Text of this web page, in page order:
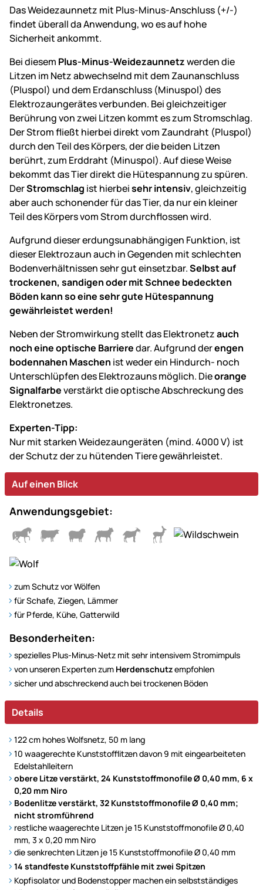
Das Weidezaunnetz mit Plus-Minus-Anschluss (+/-)
findet überall da Anwendung, wo es auf hohe
Sicherheit ankommt.
Bei diesem Plus-Minus-Weidezaunnetzwerden die
Litzen im Netz abwechselnd mit dem Zaunanschluss
(Pluspol) und dem Erdanschluss (Minuspol) des
Elektrozaungerätes verbunden. Bei gleichzeitiger
Berührung von zwei Litzen kommt es zum Stromschlag.
Der Strom fließt hierbei direkt vom Zaundraht (Pluspol)
durch den Teil des Körpers, der die beiden Litzen
berührt, zum Erddraht (Minuspol). Auf diese Weise
bekommt das Tier direkt die Hütespannung zu spüren.
DerStromschlag ist hierbeisehr intensiv, gleichzeitig
aber auch schonender für das Tier, da nur ein kleiner
Teil des Körpers vom Strom durchflossen wird.
Aufgrund dieser erdungsunabhängigen Funktion, ist
dieser Elektrozaun auch in Gegenden mit schlechten
Bodenverhältnissen sehr gut einsetzbar.Selbst auf
trockenen, sandigen oder mit Schnee bedeckten
Böden kann so eine sehr gute Hütespannung
gewährleistet werden!
Neben der Stromwirkung stellt das Elektronetzauch
noch eine optische Barrieredar. Aufgrund derengen
bodennahen Maschen ist weder ein Hindurch- noch
Unterschlüpfen des Elektrozauns möglich. Dieorange
Signalfarbeverstärkt die optische Abschreckung des
Elektronetzes.
Experten-Tipp:
Nur mit starken Weidezaungeräten (mind. 4000 V) ist
der Schutz der zu hütenden Tiere gewährleistet.
Auf einen Blick
Anwendungsgebiet:
zum Schutz vor Wölfen
für Schafe, Ziegen, Lämmer
für Pferde, Kühe, Gatterwild
Besonderheiten:
spezielles Plus-Minus-Netz mit sehr intensivem Stromimpuls
von unseren Experten zum Herdenschutzempfohlen
sicher und abschreckend auch bei trockenen Böden
Details
122 cm hohes Wolfsnetz, 50 m lang
10 waagerechte Kunststofflitzen davon 9 mit eingearbeiteten
Edelstahlleitern
obere Litze verstärkt, 24 Kunststoffmonofile Ø 0,40 mm, 6 x
0,20 mm Niro
Bodenlitze verstärkt, 32 Kunststoffmonofile Ø 0,40 mm;
nicht stromführend
restliche waagerechte Litzen je 15 Kunststoffmonofile Ø 0,40
mm, 3 x 0,20 mm Niro
die senkrechten Litzen je 15 Kunststoffmonofile Ø 0,40 mm
14 standfeste Kunststoffpfähle mit zwei Spitzen
Kopfisolator und Bodenstopper machen ein selbstständiges